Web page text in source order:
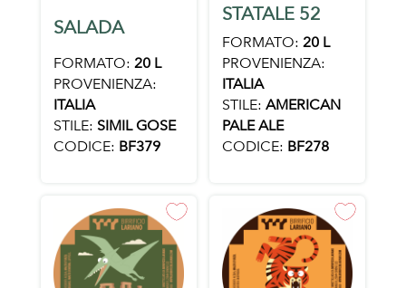
SALADA
FORMATO: 20 L
PROVENIENZA:
ITALIA
STILE: SIMIL GOSE
CODICE: BF379
STATALE 52
FORMATO: 20 L
PROVENIENZA:
ITALIA
STILE: AMERICAN
PALE ALE
CODICE: BF278